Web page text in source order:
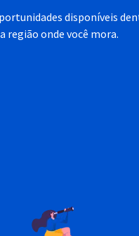
disponíveis
região onde você mora.